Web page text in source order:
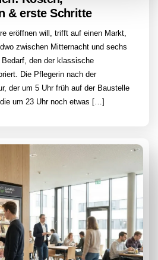
& erste Schritte
eröffnen will, trifft auf einen Markt,
zwischen Mitternacht und sechs
den der klassische
Die Pflegerin nach der
der um 5 Uhr früh auf der Baustelle
um 23 Uhr noch etwas […]